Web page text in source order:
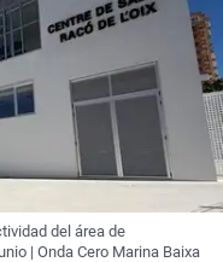
del área de
| Onda Cero Marina Baixa